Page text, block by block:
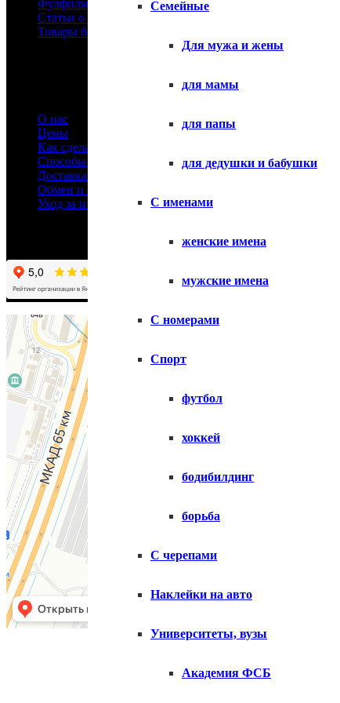
Семейные
Для мужа и жены
для мамы
для папы
для дедушки и бабушки
С именами
женские имена
мужские имена
С номерами
Спорт
футбол
хоккей
бодибилдинг
борьба
С черепами
Наклейки на авто
Университеты, вузы
Академия ФСБ
Фулфилмент
Статьи о футболках
Товары без принтов
О нас
Цены
Как сделать заказ
Способы оплаты
Доставка товара
Обмен и возврат
Уход за изделиями
Копирование